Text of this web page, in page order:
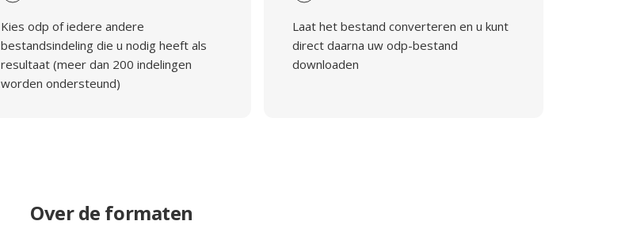
Kies odp of iedere andere
bestandsindeling die u nodig heeft als
resultaat (meer dan 200 indelingen
worden ondersteund)
Laat het bestand converteren en u kunt
direct daarna uw odp-bestand
downloaden
Over de formaten